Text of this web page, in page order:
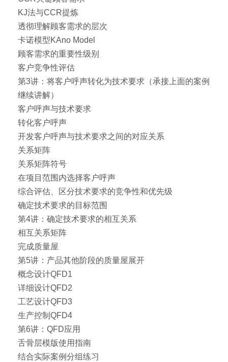
KJ法与CCR提炼
透彻理解顾客需求的层次
卡诺模型KAno Model
顾客需求的重要性级别
客户竞争性评估
第3讲：将客户呼声转化为技术要求（承接上面的案例
继续讲解）
客户呼声与技术要求
转化客户呼声
开发客户呼声与技术要求之间的对应关系
关系矩阵
关系矩阵符号
在项目范围内选择客户呼声
综合评估、区分技术要求的竞争性和优先级
确定技术要求的目标范围
第4讲：确定技术要求的相互关系
相互关系矩阵
完成质量屋
第5讲：产品其他阶段的质量屋展开
概念设计QFD1
详细设计QFD2
工艺设计QFD3
生产控制QFD4
第6讲：QFD应用
舌骨层模版使用指南
结合实际案例分组练习